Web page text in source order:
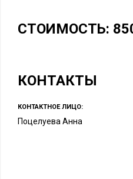
СТОИМОСТЬ:
КОНТАКТЫ
КОНТАКТНОЕ ЛИЦО:
Поцелуева Анна